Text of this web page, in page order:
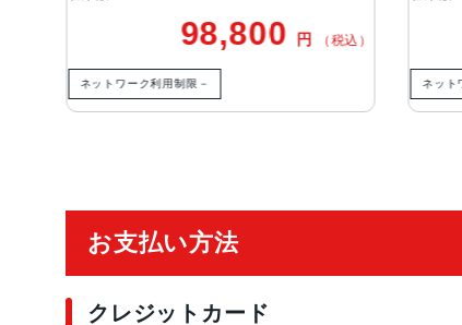
（税込） 98,800
お支払い方法
クレジットカード